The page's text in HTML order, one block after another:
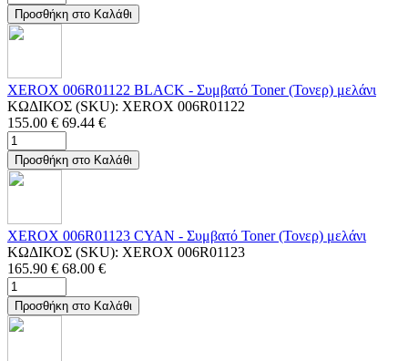
Προσθήκη στο Καλάθι
XEROX 006R01122 BLACK - Συμβατό Toner (Τονερ) μελάνι
ΚΩΔΙΚΟΣ (SKU): XEROX 006R01122
155.00 € 69.44 €
Προσθήκη στο Καλάθι
XEROX 006R01123 CYAN - Συμβατό Toner (Τονερ) μελάνι
ΚΩΔΙΚΟΣ (SKU): XEROX 006R01123
165.90 € 68.00 €
Προσθήκη στο Καλάθι